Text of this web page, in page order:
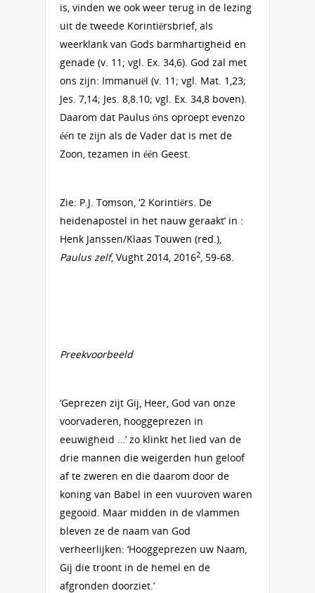
is, vinden we ook weer terug in de lezing
uit de tweede Korintiërsbrief, als
weerklank van Gods barmhartigheid en
genade (v. 11; vgl. Ex. 34,6). God zal met
ons zijn: Immanuël (v. 11; vgl. Mat. 1,23;
Jes. 7,14; Jes. 8,8.10; vgl. Ex. 34,8 boven).
Daarom dat Paulus óns oproept evenzo
één te zijn als de Vader dat is met de
Zoon, tezamen in één Geest.
Zie: P.J. Tomson, ‘2 Korintiërs. De
heidenapostel in het nauw geraakt’ in :
Henk Janssen/Klaas Touwen (red.),
Paulus zelf, Vught 2014, 20162, 59-68.
Preekvoorbeeld
‘Geprezen zijt Gij, Heer, God van onze
voorvaderen, hooggeprezen in
eeuwigheid …’ zo klinkt het lied van de
drie mannen die weigerden hun geloof
af te zweren en die daarom door de
koning van Babel in een vuuroven waren
gegooid. Maar midden in de vlammen
bleven ze de naam van God
verheerlijken: ‘Hooggeprezen uw Naam,
Gij die troont in de hemel en de
afgronden doorziet.’